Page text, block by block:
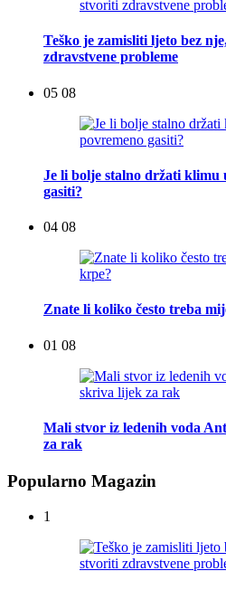
Teško je zamisliti ljeto bez
zdravstvene probleme
05 08
Je li bolje stalno držati klimu
gasiti?
04 08
Znate li koliko često treba
01 08
Mali stvor iz ledenih voda
za rak
Popularno Magazin
1